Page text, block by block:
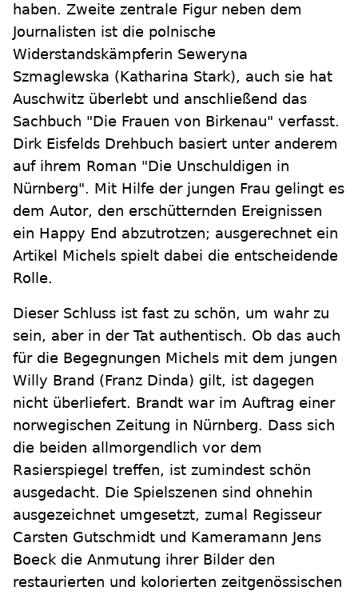
haben. Zweite zentrale Figur neben dem
Journalisten ist die polnische
Widerstandskämpferin Seweryna
Szmaglewska (Katharina Stark), auch sie hat
Auschwitz überlebt und anschließend das
Sachbuch "Die Frauen von Birkenau" verfasst.
Dirk Eisfelds Drehbuch basiert unter anderem
auf ihrem Roman "Die Unschuldigen in
Nürnberg". Mit Hilfe der jungen Frau gelingt es
dem Autor, den erschütternden Ereignissen
ein Happy End abzutrotzen; ausgerechnet ein
Artikel Michels spielt dabei die entscheidende
Rolle.
Dieser Schluss ist fast zu schön, um wahr zu
sein, aber in der Tat authentisch. Ob das auch
für die Begegnungen Michels mit dem jungen
Willy Brand (Franz Dinda) gilt, ist dagegen
nicht überliefert. Brandt war im Auftrag einer
norwegischen Zeitung in Nürnberg. Dass sich
die beiden allmorgendlich vor dem
Rasierspiegel treffen, ist zumindest schön
ausgedacht. Die Spielszenen sind ohnehin
ausgezeichnet umgesetzt, zumal Regisseur
Carsten Gutschmidt und Kameramann Jens
Boeck die Anmutung ihrer Bilder den
restaurierten und kolorierten zeitgenössischen